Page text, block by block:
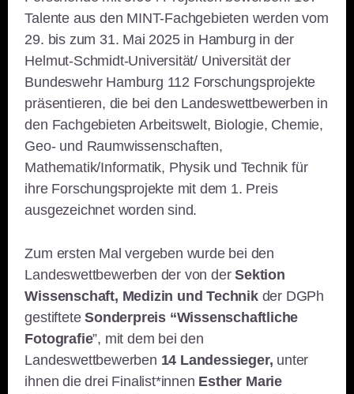
Talente aus den MINT-Fachgebieten werden vom
29. bis zum 31. Mai 2025 in Hamburg in der
Helmut-Schmidt-Universität/ Universität der
Bundeswehr Hamburg 112 Forschungsprojekte
präsentieren, die bei den Landeswettbewerben in
den Fachgebieten Arbeitswelt, Biologie, Chemie,
Geo- und Raumwissenschaften,
Mathematik/Informatik, Physik und Technik für
ihre Forschungsprojekte mit dem 1. Preis
ausgezeichnet worden sind.
Zum ersten Mal vergeben wurde bei den
Landeswettbewerben der von derSektion
Wissenschaft, Medizin und Technik der DGPh
gestifteteSonderpreis “Wissenschaftliche
Fotografie”, mit dem bei den
Landeswettbewerben 14 Landessieger, unter
ihnen die drei Finalist*innen Esther Marie